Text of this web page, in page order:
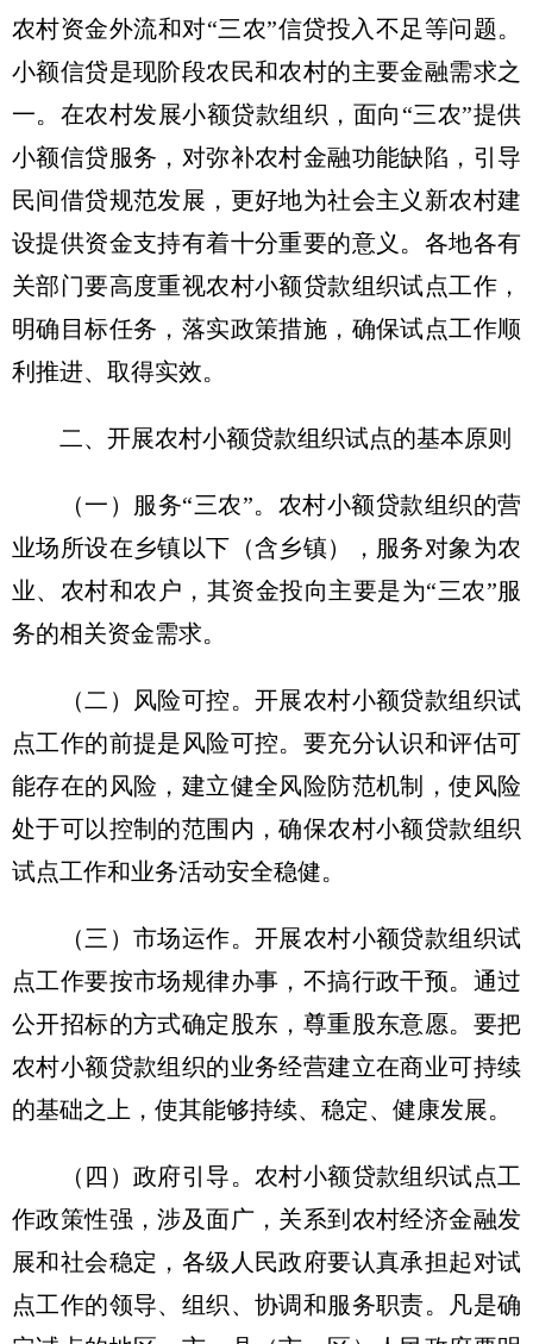
农村资金外流和对“三农”信贷投入不足等问题。
小额信贷是现阶段农民和农村的主要金融需求之
一。在农村发展小额贷款组织，面向“三农”提供
小额信贷服务，对弥补农村金融功能缺陷，引导
民间借贷规范发展，更好地为社会主义新农村建
设提供资金支持有着十分重要的意义。各地各有
关部门要高度重视农村小额贷款组织试点工作，
明确目标任务，落实政策措施，确保试点工作顺
利推进、取得实效。
二、开展农村小额贷款组织试点的基本原则
（一）服务“三农”。农村小额贷款组织的营
业场所设在乡镇以下（含乡镇），服务对象为农
业、农村和农户，其资金投向主要是为“三农”服
务的相关资金需求。
（二）风险可控。开展农村小额贷款组织试
点工作的前提是风险可控。要充分认识和评估可
能存在的风险，建立健全风险防范机制，使风险
处于可以控制的范围内，确保农村小额贷款组织
试点工作和业务活动安全稳健。
（三）市场运作。开展农村小额贷款组织试
点工作要按市场规律办事，不搞行政干预。通过
公开招标的方式确定股东，尊重股东意愿。要把
农村小额贷款组织的业务经营建立在商业可持续
的基础之上，使其能够持续、稳定、健康发展。
（四）政府引导。农村小额贷款组织试点工
作政策性强，涉及面广，关系到农村经济金融发
展和社会稳定，各级人民政府要认真承担起对试
点工作的领导、组织、协调和服务职责。凡是确